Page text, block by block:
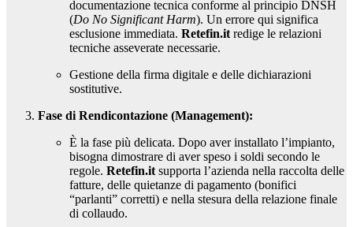
documentazione tecnica conforme al principio DNSH
(Do No Significant Harm). Un errore qui significa
esclusione immediata. Retefin.it redige le relazioni
tecniche asseverate necessarie.
Gestione della firma digitale e delle dichiarazioni
sostitutive.
Fase di Rendicontazione (Management):
È la fase più delicata. Dopo aver installato l’impianto,
bisogna dimostrare di aver speso i soldi secondo le
regole. Retefin.it supporta l’azienda nella raccolta delle
fatture, delle quietanze di pagamento (bonifici
“parlanti” corretti) e nella stesura della relazione finale
di collaudo.